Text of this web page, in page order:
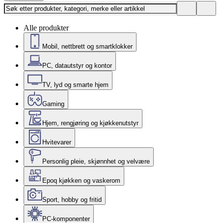
Alle produkter
Mobil, nettbrett og smartklokker
PC, datautstyr og kontor
TV, lyd og smarte hjem
Gaming
Hjem, rengjøring og kjøkkenutstyr
Hvitevarer
Personlig pleie, skjønnhet og velvære
Epoq kjøkken og vaskerom
Sport, hobby og fritid
PC-komponenter